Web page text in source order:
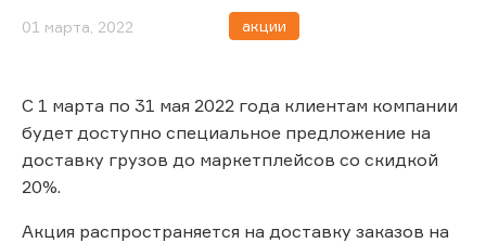
01 марта, 2022 акции
С 1 марта по 31 мая 2022 года клиентам компании
будет доступно специальное предложение на
доставку грузов до маркетплейсов со скидкой
20%.
Акция распространяется на доставку заказов на